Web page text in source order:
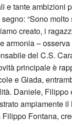
e tante ambizioni
“Sono
creato, i
armonia –
del C.S.
principale è
e Giada,
Daniele, Filippo
ampiamente
Fontana,